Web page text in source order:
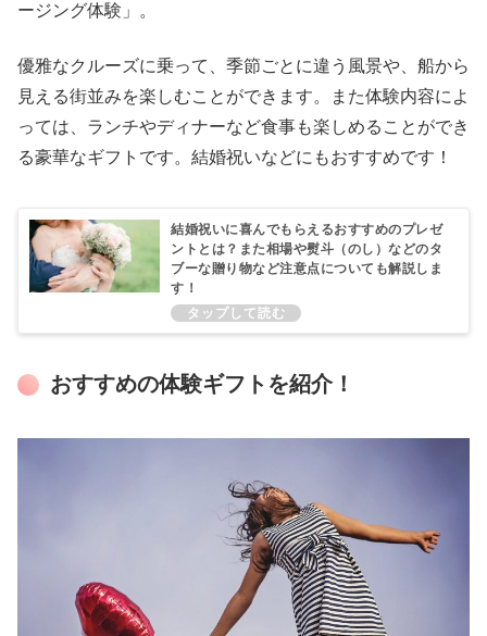
ージング体験」。
優雅なクルーズに乗って、季節ごとに違う風景や、船から
見える街並みを楽しむことができます。また体験内容によ
っては、ランチやディナーなど食事も楽しめることができ
る豪華なギフトです。結婚祝いなどにもおすすめです！
結婚祝いに喜んでもらえるおすすめのプレゼ
ントとは？また相場や熨斗（のし）などのタ
ブーな贈り物など注意点についても解説しま
す！
おすすめの体験ギフトを紹介！